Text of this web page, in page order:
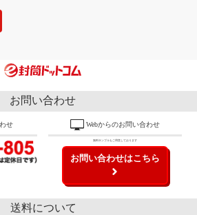
お問い合わせ
せ Webからのお問い合わせ
無料サンプルもご用意しております
お問い合わせはこちら
送料について